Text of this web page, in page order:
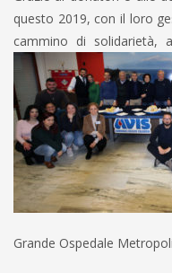
questo 2019, con il loro
cammino di solidarietà,
Grande Ospedale